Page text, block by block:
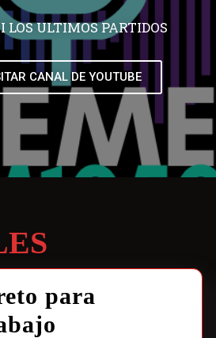
LOS ULTIMOS PARTIDOS
CANAL DE YOUTUBE
para